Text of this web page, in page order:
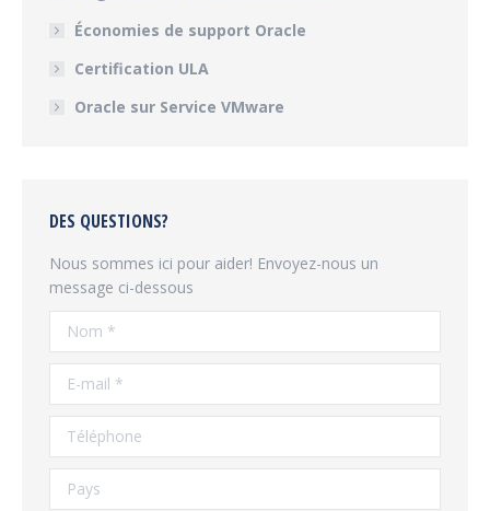
Économies de support Oracle
Certification ULA
Oracle sur Service VMware
DES QUESTIONS?
Nous sommes ici pour aider! Envoyez-nous un
message ci-dessous
Nom *
E-mail *
Téléphone
Pays